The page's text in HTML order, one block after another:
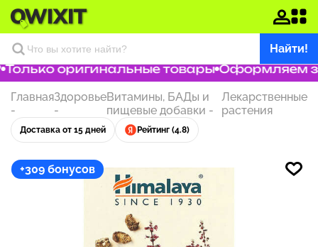
Найти!
оригинальные товары Оформляем
Главная
-
Здоровье
-
Витамины, БАДы и
пищевые добавки -
Лекарственные
растения
Доставка от 15 дней Рейтинг (4.8)
+309 бонусов